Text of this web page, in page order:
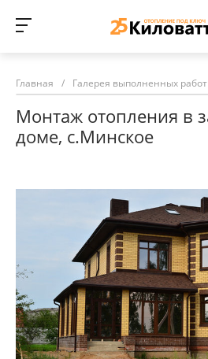
Главная / Галерея выполненных работ
Монтаж отопления в
доме, с.Минское